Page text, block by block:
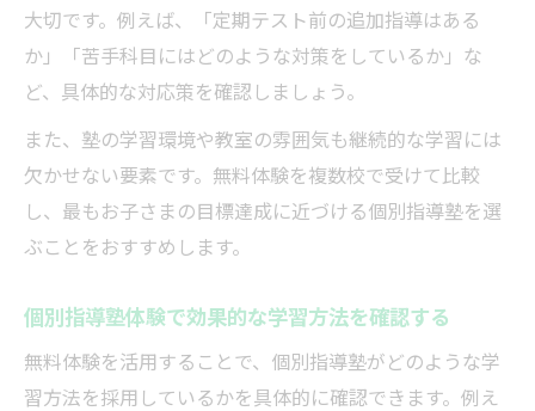
大切です。例えば、「定期テスト前の追加指導はある
か」「苦手科目にはどのような対策をしているか」な
ど、具体的な対応策を確認しましょう。
また、塾の学習環境や教室の雰囲気も継続的な学習には
欠かせない要素です。無料体験を複数校で受けて比較
し、最もお子さまの目標達成に近づける個別指導塾を選
ぶことをおすすめします。
個別指導塾体験で効果的な学習方法を確認する
無料体験を活用することで、個別指導塾がどのような学
習方法を採用しているかを具体的に確認できます。例え